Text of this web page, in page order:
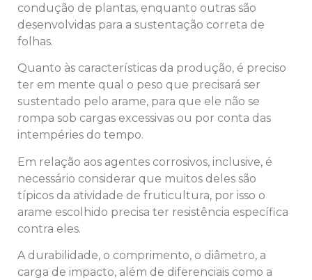
condução de plantas, enquanto outras são
desenvolvidas para a sustentação correta de
folhas.
Quanto às características da produção, é preciso
ter em mente qual o peso que precisará ser
sustentado pelo arame, para que ele não se
rompa sob cargas excessivas ou por conta das
intempéries do tempo.
Em relação aos agentes corrosivos, inclusive, é
necessário considerar que muitos deles são
típicos da atividade de fruticultura, por isso o
arame escolhido precisa ter resistência específica
contra eles.
A durabilidade, o comprimento, o diâmetro, a
carga de impacto, além de diferenciais como a